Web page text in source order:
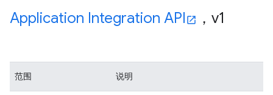
Application Integration API ，v1
范围 说明